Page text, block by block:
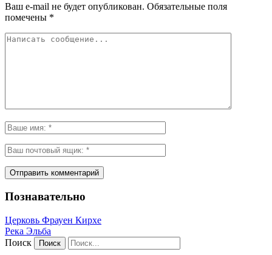
Ваш e-mail не будет опубликован. Обязательные поля
помечены *
Познавательно
Церковь Фрауен Кирхе
Река Эльба
Поиск